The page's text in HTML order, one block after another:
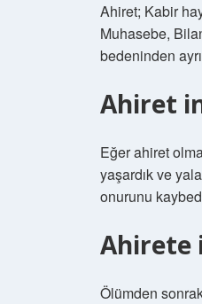
Ahiret; Kabir
Muhasebe,
bedeninden
Ahiret
Eğer ahiret
yaşardık ve
onurunu
Ahirete
Ölümden